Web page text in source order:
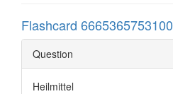
Flashcard 6665365753100
Question
Heilmittel